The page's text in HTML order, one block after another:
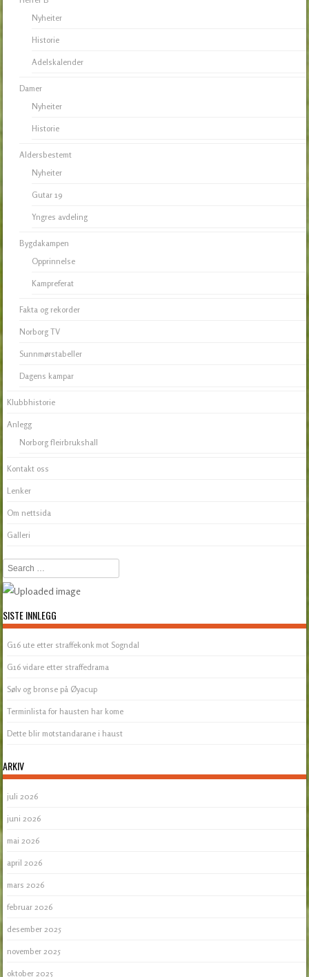
Nyheiter
Historie
Adelskalender
Damer
Nyheiter
Historie
Aldersbestemt
Nyheiter
Gutar 19
Yngres avdeling
Bygdakampen
Opprinnelse
Kampreferat
Fakta og rekorder
Norborg TV
Sunnmørstabeller
Dagens kampar
Klubbhistorie
Anlegg
Norborg fleirbrukshall
Kontakt oss
Lenker
Om nettsida
Galleri
Search
SISTE INNLEGG
G16 ute etter straffekonk mot Sogndal
G16 vidare etter straffedrama
Sølv og bronse på Øyacup
Terminlista for hausten har kome
Dette blir motstandarane i haust
ARKIV
juli 2026
juni 2026
mai 2026
april 2026
mars 2026
februar 2026
desember 2025
november 2025
oktober 2025